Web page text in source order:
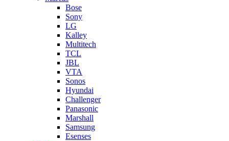
Bose
Sony
LG
Kalley
Multitech
TCL
JBL
VTA
Sonos
Hyundai
Challenger
Panasonic
Marshall
Samsung
Esenses